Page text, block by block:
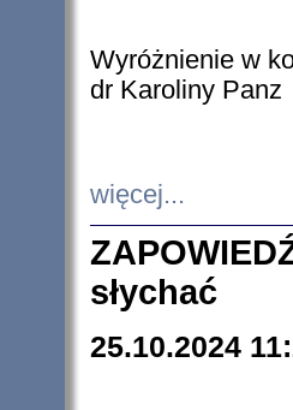
Wyróżnienie w
dr Karoliny Panz
więcej...
słychać
25.10.2024